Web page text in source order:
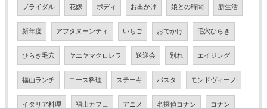
ブライダル 花嫁 ボディ お出かけ 娘との時間 新生活
新年度 アフタヌーンティ いちご おでかけ 毛穴ひらき
ひらき毛穴 ヤエヤマクロレラ 送迎会 別れ エイジング
福山ランチ コース料理 ステーキ パスタ モンドヴィーノ
イタリア料理 福山カフェ アニメ 名探偵コナン コナン